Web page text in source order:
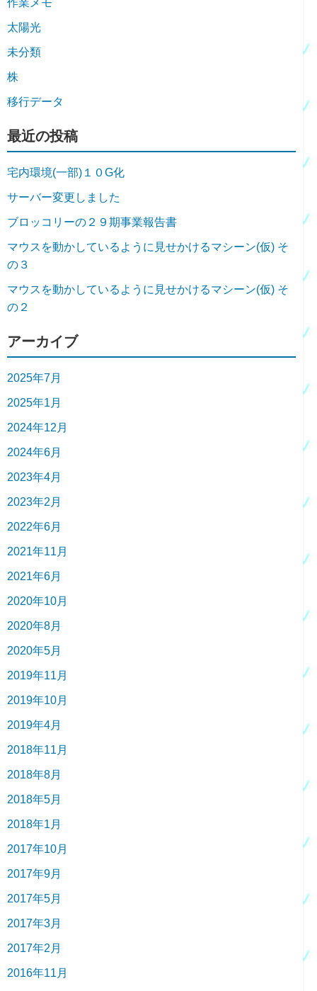
作業メモ
太陽光
未分類
株
移行データ
最近の投稿
宅内環境(一部)１０G化
サーバー変更しました
ブロッコリーの２９期事業報告書
マウスを動かしているように見せかけるマシーン(仮) そ
の３
マウスを動かしているように見せかけるマシーン(仮) そ
の２
アーカイブ
2025年7月
2025年1月
2024年12月
2024年6月
2023年4月
2023年2月
2022年6月
2021年11月
2021年6月
2020年10月
2020年8月
2020年5月
2019年11月
2019年10月
2019年4月
2018年11月
2018年8月
2018年5月
2018年1月
2017年10月
2017年9月
2017年5月
2017年3月
2017年2月
2016年11月